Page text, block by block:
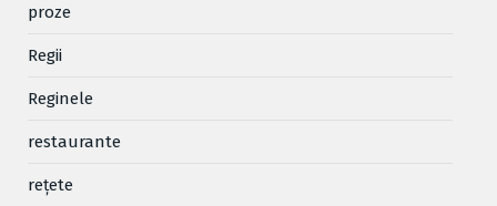
proze
Regii
Reginele
restaurante
reţete